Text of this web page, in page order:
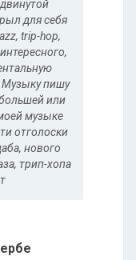
для себя
trip-hop,
Музыку пишу
или
музыке
отголоски
нового
трип-хопа